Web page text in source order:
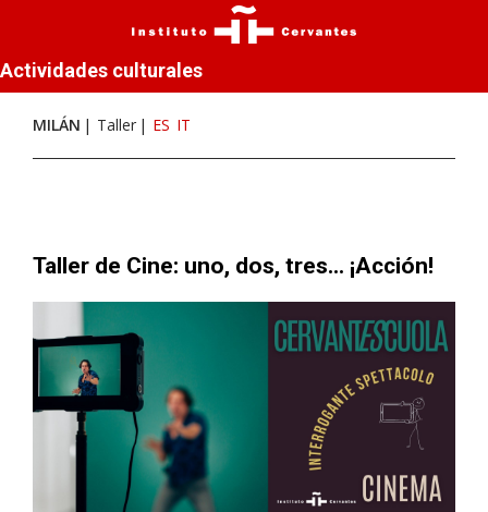
Actividades culturales
MILÁN Taller ES IT
Taller de Cine: uno, dos, tres... ¡Acción!